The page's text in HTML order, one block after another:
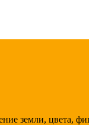
земли, цвета,